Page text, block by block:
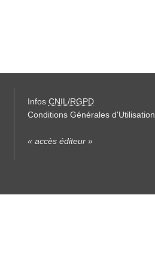
Infos CNIL/RGPD
Conditions Générales d'Utilisation
« accès éditeur »